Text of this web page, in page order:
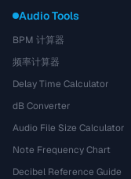
Audio Tools
BPM 计算器
频率计算器
Delay Time Calculator
dB Converter
Audio File Size Calculator
Note Frequency Chart
Decibel Reference Guide